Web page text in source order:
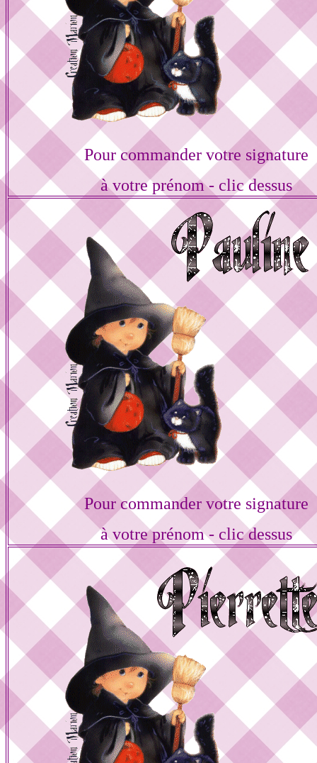
Pour commander votre signature
à votre prénom - clic dessus
Pour commander votre signature
à votre prénom - clic dessus